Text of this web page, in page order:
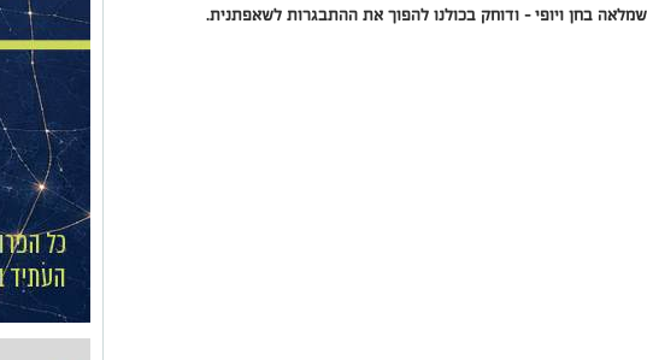
בחן ויופי - ודוחק בכולנו להפוך את ההתבגרות לשאפתנית.